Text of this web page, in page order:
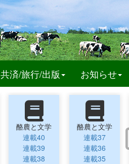
共済/旅行/出版 お知らせ
酪農と文学
連載40
連載39
連載38
酪農と文学
連載37
連載36
連載35